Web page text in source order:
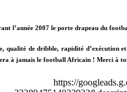
l’année 2007 le porte drapeau du
de dribble, rapidité d’exécution
à jamais le football Africain ! Merci à
https://